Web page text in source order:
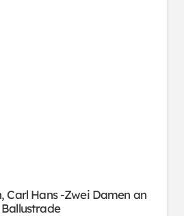
Carl Hans -Zwei Damen an
Ballustrade